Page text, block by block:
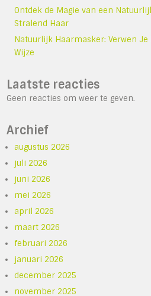
Ontdek de Magie van een
Stralend Haar
Natuurlijk Haarmasker: Verwen
Wijze
Laatste reacties
Geen reacties om weer te geven.
Archief
augustus 2026
juli 2026
juni 2026
mei 2026
april 2026
maart 2026
februari 2026
januari 2026
december 2025
november 2025